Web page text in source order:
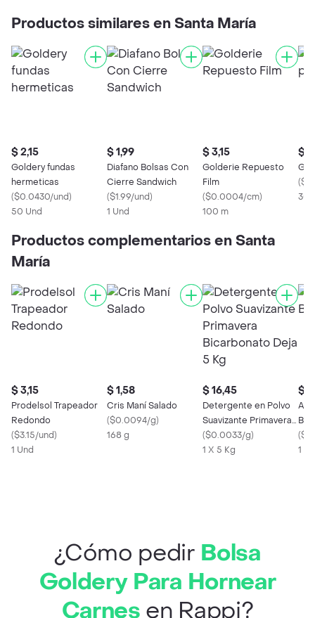
Productos similares en Santa María
$ 2,15
Goldery fundas
hermeticas
($0.0430/und)
50 Und
$ 1,99
Diafano Bolsas Con
Cierre Sandwich
($1.99/und)
1 Und
$ 3,15
Golderie Repuesto
Film
($0.0004/cm)
100 m
$
(
30
Productos complementarios en Santa
María
$ 3,15
Prodelsol Trapeador
Redondo
($3.15/und)
1 Und
$ 1,58
Cris Maní Salado
($0.0094/g)
168 g
$ 16,45
Detergente en Polvo
Suavizante Primavera
Bicarbonato Deja 5 Kg
($0.0033/g)
1 X 5 Kg
$
(
1 X
¿Cómo pedir Bolsa
Goldery Para Hornear
Carnes en Rappi?